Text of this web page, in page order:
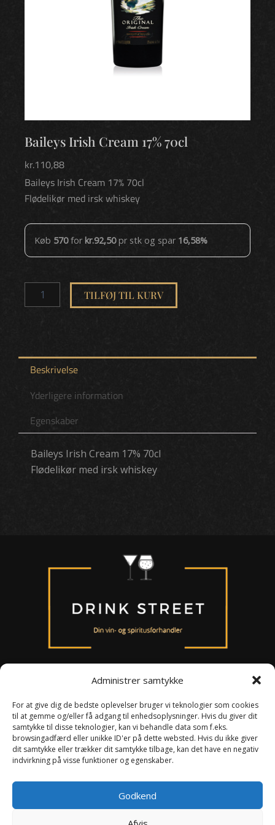
Administrer samtykke
For at give dig de bedste oplevelser bruger vi teknologier som cookies
til at gemme og/eller få adgang til enhedsoplysninger. Hvis du giver dit
samtykke til disse teknologier, kan vi behandle data som f.eks.
browsingadfærd eller unikke ID'er på dette websted. Hvis du ikke giver
dit samtykke eller trækker dit samtykke tilbage, kan det have en negativ
indvirkning på visse funktioner og egenskaber.
Godkend
Baileys Irish Cream 17% 70cl
kr.110,88
Baileys Irish Cream 17% 70cl
Flødelikør med irsk whiskey
Køb 570for kr.92,50pr stk og spar 16,58%
Baileys
Irish
Cream
antal
TILFØJ TIL KURV
Beskrivelse
Yderligere information
Egenskaber
Baileys Irish Cream 17% 70cl
Flødelikør med irsk whiskey
Om os
Persondataloven
Handelsbetingelser
Smiley ordning
Kontakt